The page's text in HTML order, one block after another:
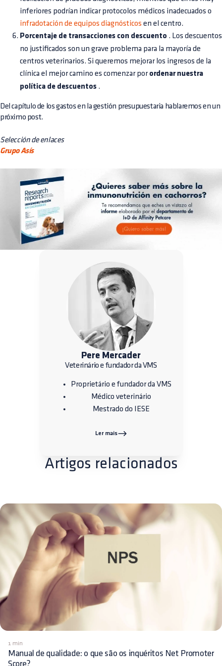
inferiores podrían indicar protocolos médicos inadecuados o
infradotación de equipos diagnósticos en el centro.
Porcentaje de transacciones con descuento . Los descuentos
no justificados son un grave problema para la mayoría de
centros veterinarios. Si queremos mejorar los ingresos de la
clínica el mejor camino es comenzar por ordenar nuestra
política de descuentos .
Del capítulo de los gastos en la gestión presupuestaria hablaremos en un
próximo post.
Selección de enlaces
Grupo Asís
Pere Mercader
Veterinário e fundador da VMS
Proprietário e fundador da VMS
Médico veterinário
Mestrado do IESE
Ler mais
Artigos relacionados
1 min
Manual de qualidade: o que são os inquéritos Net Promoter
Score?